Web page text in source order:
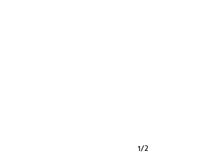
1/2